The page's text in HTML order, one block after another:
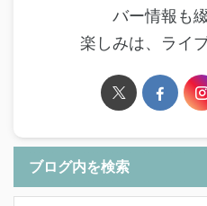
バー情報も
楽しみは、ライ
ブログ内を検索